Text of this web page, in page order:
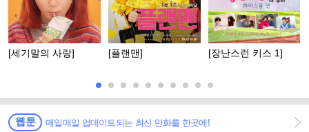
[세기말의 사랑] [플랜맨] [장난스런 키스 1]
웹툰 매일매일 업데이트되는 최신 만화를 한곳에!